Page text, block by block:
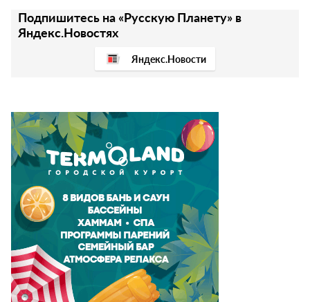
Подпишитесь на «Русскую Планету» в
Яндекс.Новостях
Яндекс.Новости